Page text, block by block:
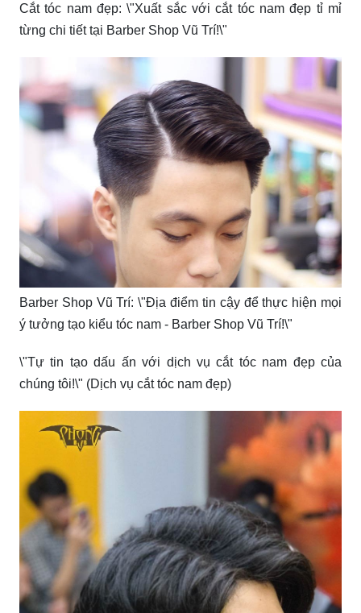
Cắt tóc nam đẹp: \"Xuất sắc với cắt tóc nam đẹp tỉ mỉ
từng chi tiết tại Barber Shop Vũ Trí!\"
Barber Shop Vũ Trí: \"Địa điểm tin cậy để thực hiện mọi
ý tưởng tạo kiểu tóc nam - Barber Shop Vũ Trí!\"
\"Tự tin tạo dấu ấn với dịch vụ cắt tóc nam đẹp của
chúng tôi!\" (Dịch vụ cắt tóc nam đẹp)